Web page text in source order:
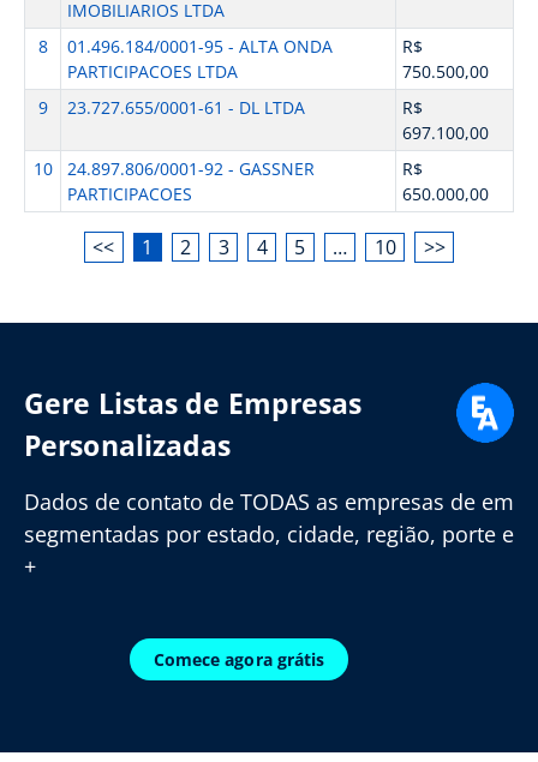
IMOBILIARIOS LTDA
8
01.496.184/0001-95 - ALTA ONDA
PARTICIPACOES LTDA
R$
750.500,00
9
23.727.655/0001-61 - DL LTDA
R$
697.100,00
10
24.897.806/0001-92 - GASSNER
PARTICIPACOES
R$
650.000,00
<< 1 2 3 4 5 … 10 >>
Gere Listas de Empresas
Personalizadas
Dados de contato de TODAS as empresas de em
segmentadas por estado, cidade, região, porte e
+
Comece agora grátis